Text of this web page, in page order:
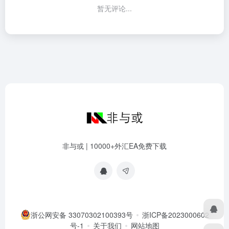
暂无评论...
非与或 | 10000+外汇EA免费下载
浙公网安备 33070302100393号
浙ICP备2023000602
号-1
关于我们 网站地图